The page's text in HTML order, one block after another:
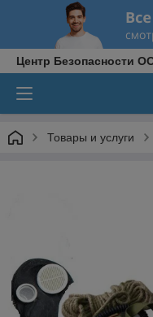
Центр Безопасности
Товары и услуги